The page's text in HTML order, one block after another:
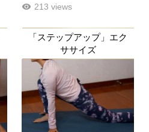
213 views
「ステップアップ」エク
ササイズ